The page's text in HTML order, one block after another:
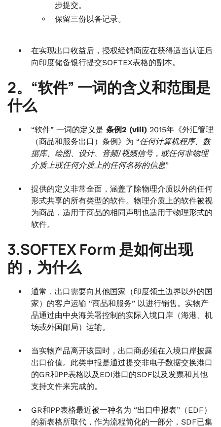
步提交。
保留三份以备记录。
在实现出口收益后，授权经销商应在获得适当认证后
向印度储备银行提交SOFTEX表格的副本。
2。“软件” 一词的含义和范围是
什么
“软件” 一词的定义是 条例2 (viii) 2015年《外汇管理
（商品和服务出口）条例》为 “任何计算机程序、数
据库、绘图、设计、音频/视频信号，或任何非物理
介质上或任何介质上的任何名称的信息”
提供的定义非常全面，涵盖了除物理介质以外的任何
形式共享的所有类型的软件。物理介质上的软件被视
为商品，适用于商品的相同声明也适用于物理形式的
软件。
3.SOFTEX Form 是如何出现
的，为什么
通常，出口需要向其他国家（印度领土边界以外的国
家）的客户运输 “商品和服务” 以进行销售。实物产
品通过由中央海关署控制的实际入境口岸（海港、机
场或外国邮局）运输。
当实物产品离开该国时，出口商必须在入境口岸披露
出口价值。此类申报是通过提交非电子数据交换港口
的GR和PP表格以及EDI港口的SDF以及发票和其他
支持文件来完成的。
GR和PP表格最近被一种名为 “出口申报表”（EDF）
的新表格所取代，作为流程简化的一部分，SDF已集